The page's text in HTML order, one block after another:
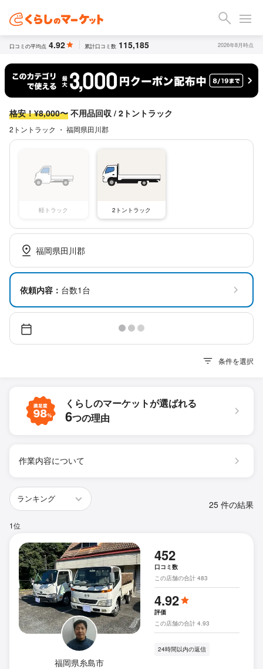
口コミの平均点 4.92 累計口コミ数 115,185 2026年8月時点
格安！¥8,000〜 不用品回収 / 2トントラック
2トントラック ・ 福岡県田川郡
軽トラック 2トントラック
福岡県田川郡
依頼内容： 台数1台
条件を選択
くらしのマーケットが選ばれる
6つの理由
作業内容について
25 件の結果
1位
福岡県糸島市
452
口コミ数
この店舗の合計 483
4.92
評価
この店舗の合計 4.93
24時間以内の返信